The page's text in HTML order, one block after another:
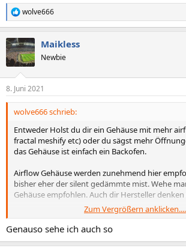
R
e
k
t
e
n
wolve666
Maikless
Newbie
8. Juni 2021
wolve666 schrieb:
Entweder Holst du dir ein Gehäuse mit mehr
fractal meshify etc) oder du sägst mehr
das Gehäuse ist einfach ein Backofen.
Airflow Gehäuse werden zunehmend hier
bisher eher der silent gedämmte mist. Wehe
Gehäuse empfohlen. Auch dir Hersteller
Gehäuse Lüfter haben sich die Arctic p14 bewährt
Zum Vergrößern anklicken....
Genauso sehe ich auch so